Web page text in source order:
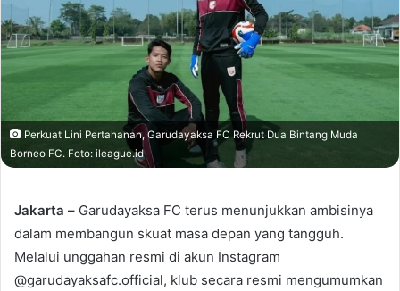
Perkuat Lini Pertahanan, Garudayaksa FC Rekrut Dua Bintang Muda
Borneo FC. Foto: ileague.id
Jakarta – Garudayaksa FC terus menunjukkan ambisinya
dalam membangun skuat masa depan yang tangguh.
Melalui unggahan resmi di akun Instagram
@garudayaksafc.official, klub secara resmi mengumumkan